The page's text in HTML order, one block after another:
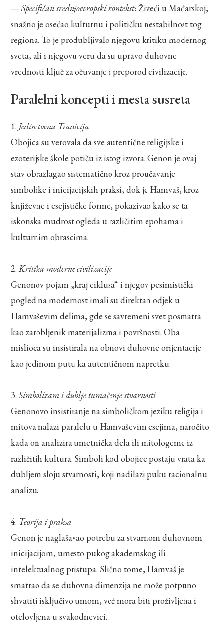
—Specifičan srednjoevropski kontekst: Živeći u Mađarskoj,
snažno je osećao kulturnu i političku nestabilnost tog
regiona. To je produbljivalo njegovu kritiku modernog
sveta, ali i njegovu veru da su upravo duhovne
vrednosti ključ za očuvanje i preporod civilizacije.
Paralelni koncepti i mesta susreta
1. Jedinstvena Tradicija
Obojica su verovala da sve autentične religijske i
ezoterijske škole potiču iz istog izvora. Genon je ovaj
stav obrazlagao sistematično kroz proučavanje
simbolike i inicijacijskih praksi, dok je Hamvaš, kroz
književne i esejističke forme, pokazivao kako se ta
iskonska mudrost ogleda u različitim epohama i
kulturnim obrascima.
2.Kritika moderne civilizacije
Genonov pojam „kraj ciklusa“ i njegov pesimistički
pogled na modernost imali su direktan odjek u
Hamvaševim delima, gde se savremeni svet posmatra
kao zarobljenik materijalizma i površnosti. Oba
mislioca su insistirala na obnovi duhovne orijentacije
kao jedinom putu ka autentičnom napretku.
3.Simbolizam i dublje tumačenje stvarnosti
Genonovo insistiranje na simboličkom jeziku religija i
mitova nalazi paralelu u Hamvaševim esejima, naročito
kada on analizira umetnička dela ili mitologeme iz
različitih kultura. Simboli kod obojice postaju vrata ka
dubljem sloju stvarnosti, koji nadilazi puku racionalnu
analizu.
4. Teorija i praksa
Genon je naglašavao potrebu za stvarnom duhovnom
inicijacijom, umesto pukog akademskog ili
intelektualnog pristupa. Slično tome, Hamvaš je
smatrao da se duhovna dimenzija ne može potpuno
shvatiti isključivo umom, već mora biti proživljena i
otelovljena u svakodnevici.